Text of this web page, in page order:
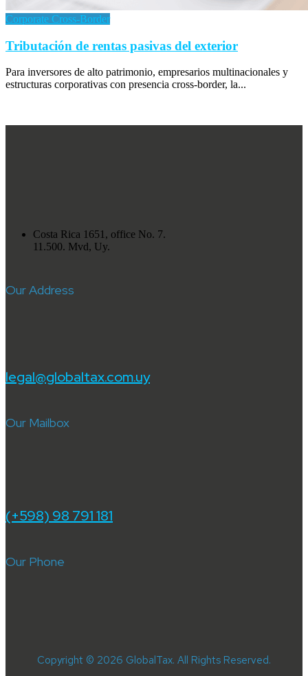
Corporate Cross-Border
Tributación de rentas pasivas del exterior
Para inversores de alto patrimonio, empresarios multinacionales y
estructuras corporativas con presencia cross-border, la...
Costa Rica 1651, office No. 7.
11.500. Mvd, Uy.
Our Address
legal@globaltax.com.uy
Our Mailbox
(+598) 98 791 181
Our Phone
Copyright © 2026 GlobalTax. All Rights Reserved.